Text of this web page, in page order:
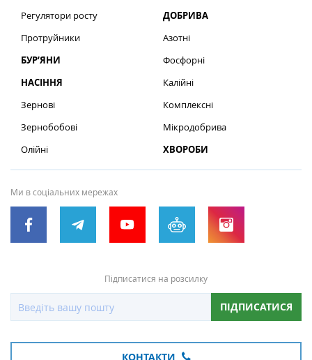
Регулятори росту
Протруйники
БУР’ЯНИ
НАСІННЯ
Зернові
Зернобобові
Олійні
ДОБРИВА
Азотні
Фосфорні
Калійні
Комплексні
Мікродобрива
ХВОРОБИ
Ми в соціальних мережах
Підписатися на розсилку
ПІДПИСАТИСЯ
КОНТАКТИ